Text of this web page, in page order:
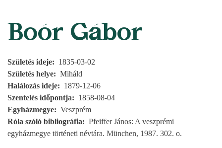
Boór Gábor
Születés ideje
1835-03-02
Születés helye
Miháld
Halálozás ideje
1879-12-06
Szentelés időpontja
1858-08-04
Egyházmegye
Veszprém
Róla szóló bibliográfia
Pfeiffer János: A veszprémi
egyházmegye történeti névtára. München, 1987. 302. o.